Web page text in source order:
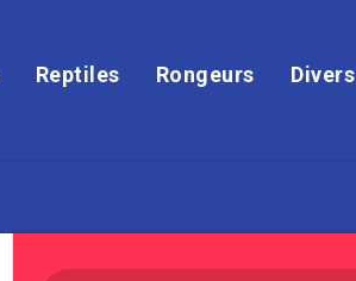
Reptiles Rongeurs Divers